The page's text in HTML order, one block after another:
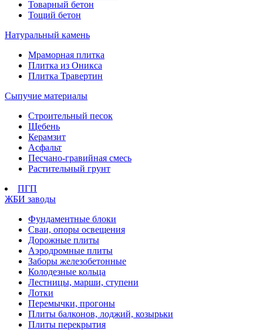
Товарный бетон
Тощий бетон
Натуральный камень
Мраморная плитка
Плитка из Оникса
Плитка Травертин
Сыпучие материалы
Строительный песок
Щебень
Керамзит
Асфальт
Песчано-гравийная смесь
Растительный грунт
ПГП
ЖБИ заводы
Фундаментные блоки
Сваи, опоры освещения
Дорожные плиты
Аэродромные плиты
Заборы железобетонные
Колодезные кольца
Лестницы, марши, ступени
Лотки
Перемычки, прогоны
Плиты балконов, лоджий, козырьки
Плиты перекрытия